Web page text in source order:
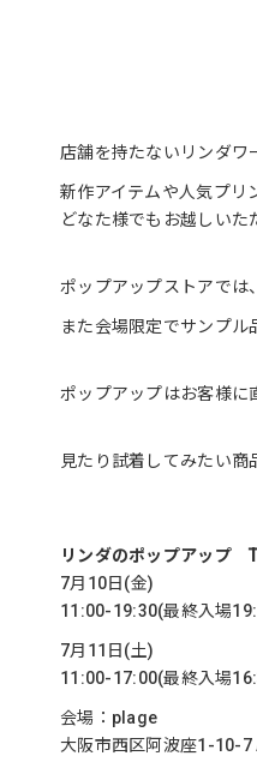
店舗を持たないリンダワ
新作アイテムや人気プリ
どなた様でもお越しいた
ポップアップストアでは
また会場限定でサンプル
ポップアップはお客様に
見たり試着してみたい商
リンダのポップアップ
7月10日(金)
11:00-19:30(最終入場
7月11日(土)
11:00-17:00(最終入場
会場：plage
大阪市西区阿波座1-10-7